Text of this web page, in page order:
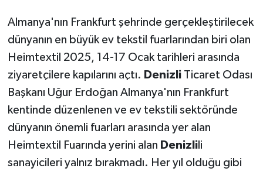
Almanya'nın Frankfurt şehrinde gerçekleştirilecek
dünyanın en büyük ev tekstil fuarlarından biri olan
Heimtextil 2025, 14-17 Ocak tarihleri arasında
ziyaretçilere kapılarını açtı. DenizliTicaret Odası
Başkanı Uğur Erdoğan Almanya'nın Frankfurt
kentinde düzenlenen ve ev tekstili sektöründe
dünyanın önemli fuarları arasında yer alan
Heimtextil Fuarında yerini alan Denizlili
sanayicileri yalnız bırakmadı. Her yıl olduğu gibi